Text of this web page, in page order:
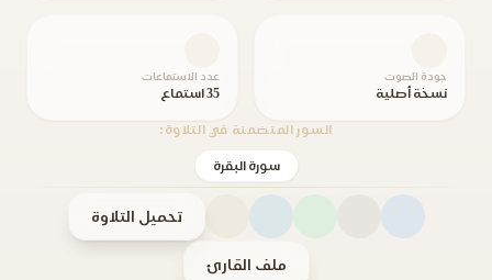
جودة الصوت
نسخة أصلية
عدد الاستماعات
35 استماع
السور المتضمنة في التلاوة:
سورة البقرة
تحميل التلاوة
ملف القارئ